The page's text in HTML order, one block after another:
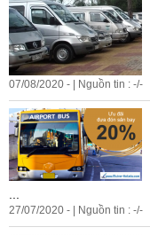
07/08/2020 - | Nguồn tin : -/-
27/07/2020 - | Nguồn tin : -/-